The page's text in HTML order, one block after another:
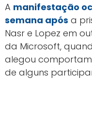
A manifestação
semana após a
Nasr e Lopez em
da Microsoft,
alegou
de alguns